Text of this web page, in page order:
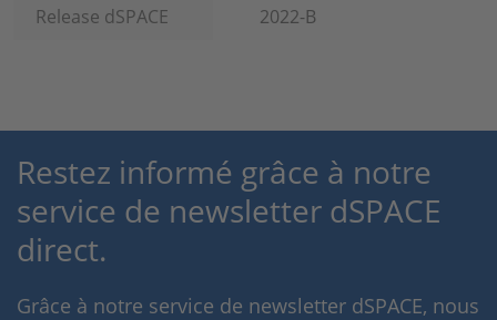
Release dSPACE 2022-B
Restez informé grâce à notre
service de newsletter dSPACE
direct.
Grâce à notre service de newsletter dSPACE, nous